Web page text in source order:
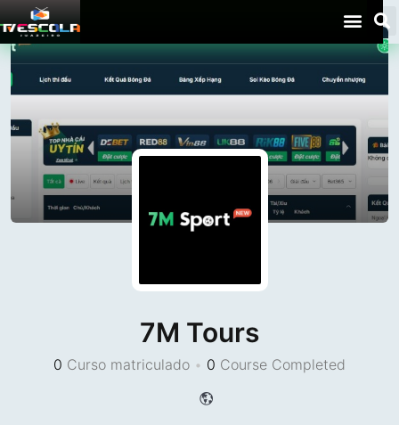
7M Tours
0 Curso matriculado • 0 Course Completed